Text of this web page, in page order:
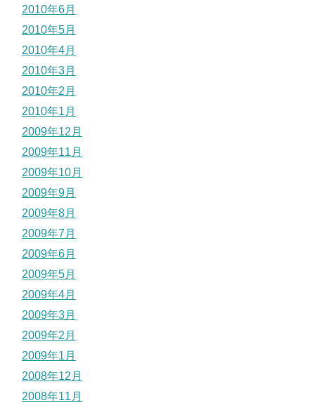
2010年6月
2010年5月
2010年4月
2010年3月
2010年2月
2010年1月
2009年12月
2009年11月
2009年10月
2009年9月
2009年8月
2009年7月
2009年6月
2009年5月
2009年4月
2009年3月
2009年2月
2009年1月
2008年12月
2008年11月